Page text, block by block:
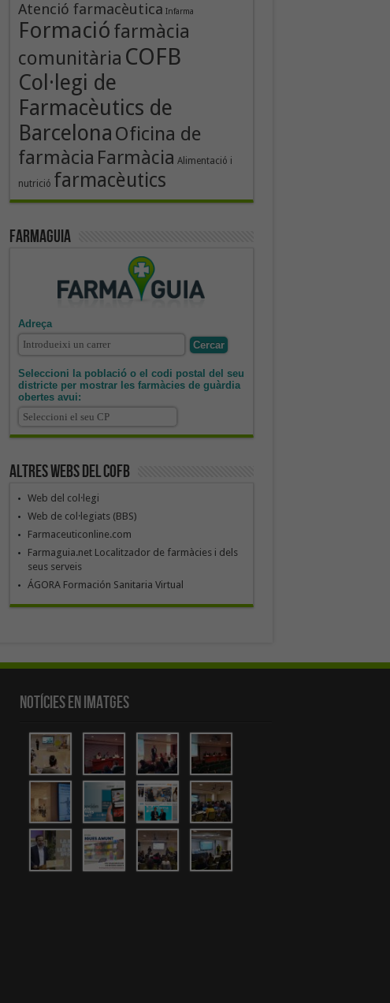
Atenció farmacèutica Infarma
Formació farmàcia
comunitària COFB
Col·legi de
Farmacèutics de
Barcelona Oficina de
farmàcia Farmàcia Alimentació i
nutrició farmacèutics
Farmaguia
Adreça
Seleccioni la població o el codi postal del seu
districte per mostrar les farmàcies de guàrdia
obertes avui:
Altres webs del COFB
Web del col·legi
Web de col·legiats (BBS)
Farmaceuticonline.com
Farmaguia.net Localitzador de farmàcies i dels
seus serveis
ÁGORA Formación Sanitaria Virtual
Notícies en Imatges